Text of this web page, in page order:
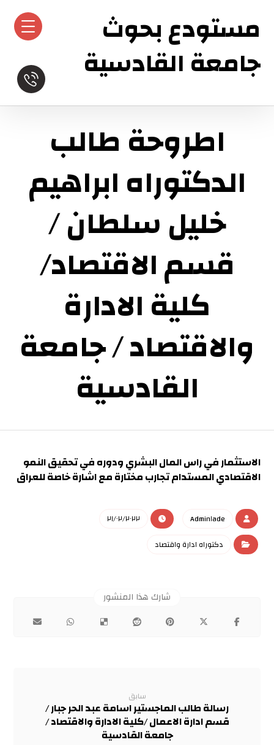
مستودع بحوث
جامعة القادسية
اطروحة طالب
الدكتوراه ابراهيم
خليل سلطان /
قسم الاقتصاد/
كلية الادارة
والاقتصاد / جامعة
القادسية
الاستثمار في راس المال البشري ودوره في تحقيق النمو
الاقتصادي المستدام تجارب مختارة مع اشارة خاصة للعراق
Admin١ade
٢١/٠٢/٢٠٢٢
دكتوراه ادارة واقتصاد
سابق
رسالة طالب الماجستير اسامة عبد الحر جبار /
قسم ادارة الاعمال /كلية الادارة والاقتصاد /
جامعة القادسية